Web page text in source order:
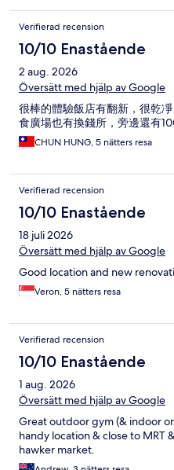
Verifierad recension
10/10 Enastående
2 aug. 2026
Översätt med hjälp av Google
很棒的體驗飯店有翻新，很乾
食廣場也有換錢所，旁邊還有
CHUN HUNG, 5 nätters resa
Verifierad recension
10/10 Enastående
18 juli 2026
Översätt med hjälp av Google
Good location and new
Veron, 5 nätters resa
Verifierad recension
10/10 Enastående
1 aug. 2026
Översätt med hjälp av Google
Great outdoor gym (& indoor
handy location & close to MRT
hawker market.